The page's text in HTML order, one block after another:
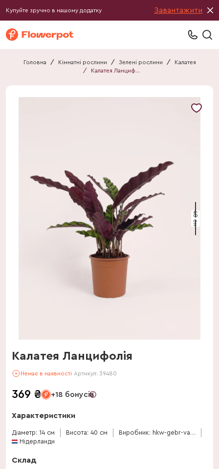
Купуйте зручно в нашому додатку Завантажити
Головна / Кімнатні рослини / Зелені рослини /
Калатея
/
Калатея Ланцифолія
40 см
Калатея Ланцифолія
Немає в наявності Артикул: 39480
369 ₴ +18 бонусів
Характеристики
Діаметр: 14 см Висота: 40 см
Виробник: hkw-gebr-valstar
Нідерланди
Склад